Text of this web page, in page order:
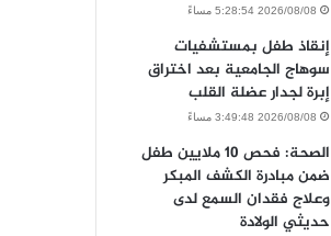
2026/08/08 5:28:54 مساءً
إنقاذ طفل بمستشفيات
سوهاج الجامعية بعد اختراق
إبرة لجدار عضلة القلب
2026/08/08 3:49:48 مساءً
الصحة: فحص 10 ملايين طفل
ضمن مبادرة الكشف المبكر
وعلاج فقدان السمع لدى
حديثي الولادة